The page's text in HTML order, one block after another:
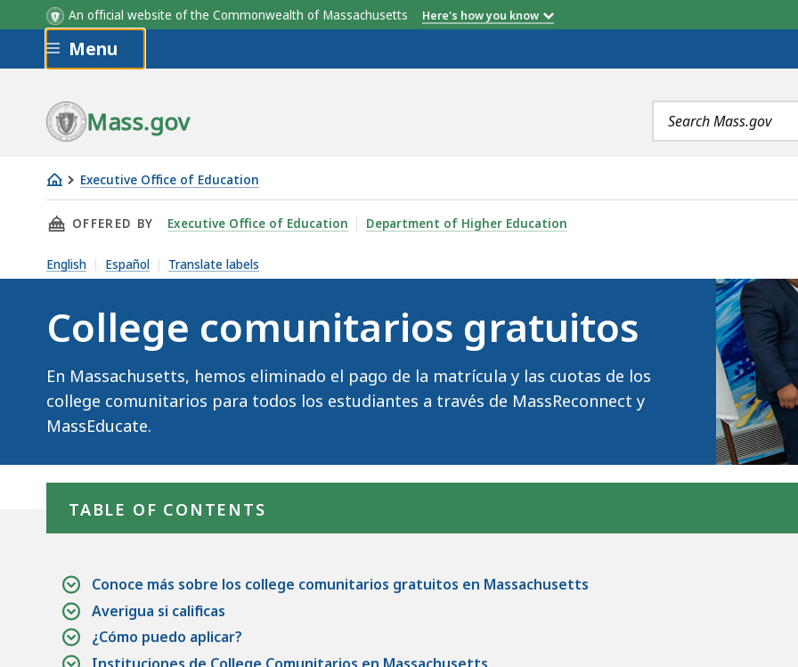
An official website of the Commonwealth of Massachusetts Here's how you know
Skip to main content
Menu
Mass.gov
Search
terms
Executive Office of Education
College
comunitarios
THIS PAGE, COLLEGE COMUNITARIOS GRATUITOS, IS
OFFERED BY Executive Office of Education Department of Higher Education
English Español Translate labels
College comunitarios gratuitos
En Massachusetts, hemos eliminado el pago de la matrícula y las cuotas de los
college comunitarios para todos los estudiantes a través de MassReconnect y
MassEducate.
TABLE OF CONTENTS
Conoce más sobre los college comunitarios gratuitos en Massachusetts
Averigua si calificas
¿Cómo puedo aplicar?